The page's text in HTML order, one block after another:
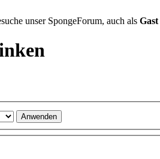
unser SpongeForum, auch als Gast